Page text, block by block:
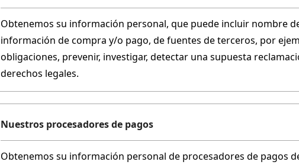
Obtenemos su información personal, que puede incluir nombre
información de compra y/o pago, de fuentes de terceros, por
obligaciones, prevenir, investigar, detectar una supuesta
derechos legales.
Nuestros procesadores de pagos
Obtenemos su información personal de procesadores de pagos